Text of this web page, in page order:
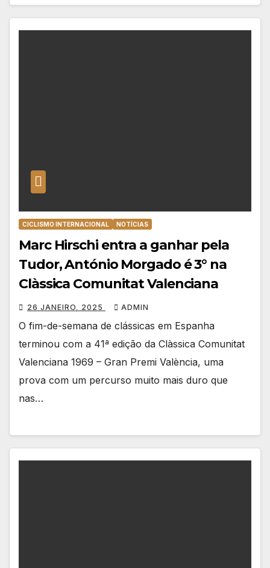
CICLISMO INTERNACIONAL NOTÍCIAS
Marc Hirschi entra a ganhar pela
Tudor, António Morgado é 3° na
Clàssica Comunitat Valenciana
26 JANEIRO, 2025 ADMIN
O fim-de-semana de clássicas em Espanha
terminou com a 41ª edição da Clàssica Comunitat
Valenciana 1969 – Gran Premi València, uma
prova com um percurso muito mais duro que
nas…